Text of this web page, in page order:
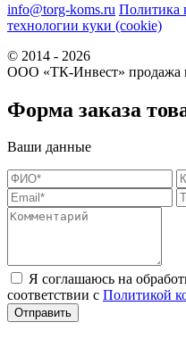
info@torg-koms.ru Политика
технологии куки (cookie)
© 2014 - 2026
ООО «ТК-Инвест» продажа
Форма заказа
Ваши данные
Я соглашаюсь на
соответствии с Политикой